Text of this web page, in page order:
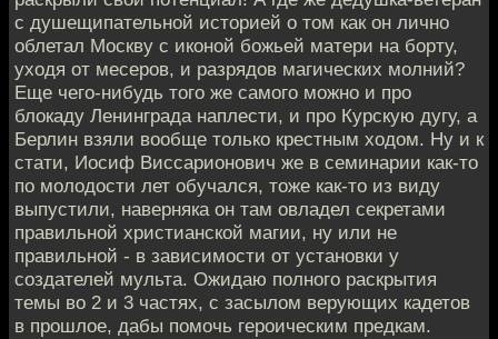
с душещипательной историей о том как он лично
облетал Москву с иконой божьей матери на борту,
уходя от месеров, и разрядов магических молний?
Еще чего-нибудь того же самого можно и про
блокаду Ленинграда наплести, и про Курскую дугу, а
Берлин взяли вообще только крестным ходом. Ну и к
стати, Иосиф Виссарионович же в семинарии как-то
по молодости лет обучался, тоже как-то из виду
выпустили, наверняка он там овладел секретами
правильной христианской магии, ну или не
правильной - в зависимости от установки у
создателей мульта. Ожидаю полного раскрытия
темы во 2 и 3 частях, с засылом верующих кадетов
в прошлое, дабы помочь героическим предкам.